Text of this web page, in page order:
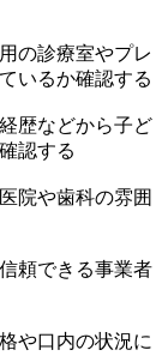
の診療室やプレ
いるか確認する
歴などから子ど
認する
院や歯科の雰囲
頼できる事業者
や口内の状況に